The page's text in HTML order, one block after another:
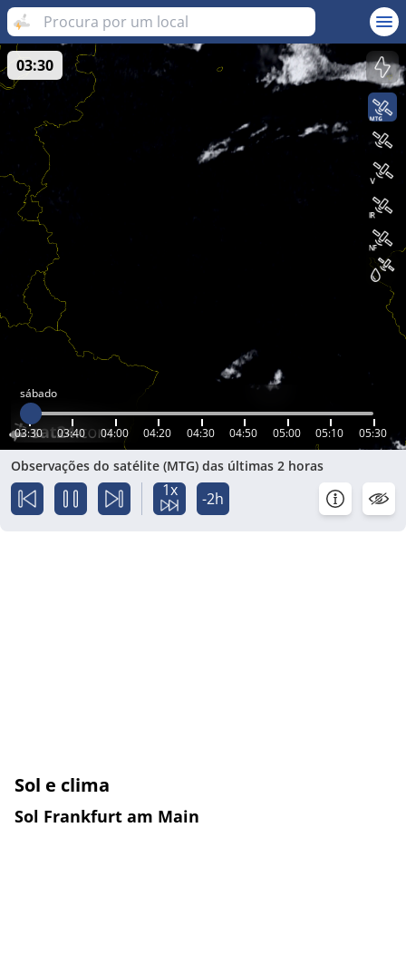
sábado
03:30 03:40 04:00 04:20 04:30 04:50 05:00 05:10 05:30
03:30
Observações do satélite (MTG) das últimas 2 horas
1x -2h
Sol e clima
Sol Frankfurt am Main